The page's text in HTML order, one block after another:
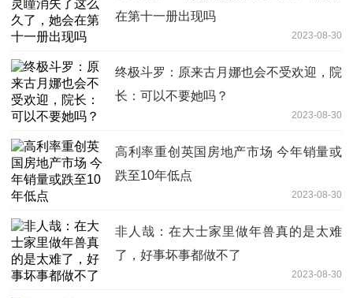
在第十一册出现吗
2023-08-30
终极斗罗：原来古月娜也会不受欢迎，院
长：可以不要她吗？
2023-08-30
高利率重创英国房地产市场 今年销量或
跌至10年低点
2023-08-30
非人哉：在大士家里做年兽真的是太难
了，好事坏事都做不了
2023-08-30